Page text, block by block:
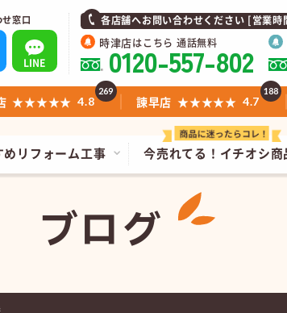
窓口
LINE
各店舗へお問い合わせください [営業
時津店はこちら 通話無料
0120-557-802
今売れてる！ イチオシ商
めリフォーム工事
★★★★★ 4.8
269
諫早店 ★★★★★ 4.7
188
ブログ